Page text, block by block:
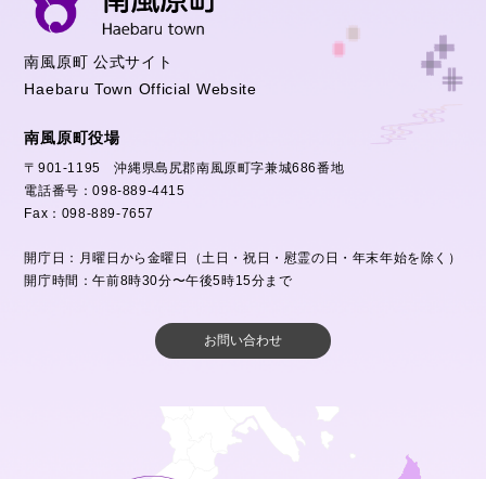
南風原町 公式サイト
Haebaru Town Official Website
南風原町役場
〒901-1195 沖縄県島尻郡南風原町字兼城686番地
電話番号：098-889-4415
Fax：098-889-7657
開庁日：月曜日から金曜日（土日・祝日・慰霊の日・年末年始を除く）
開庁時間：午前8時30分〜午後5時15分まで
お問い合わせ